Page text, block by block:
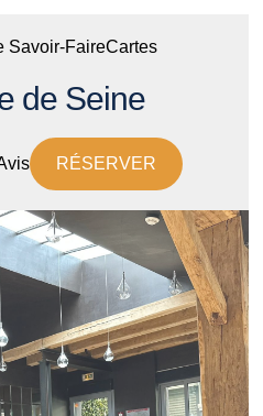
Savoir-FaireCartes
de Seine
RÉSERVER